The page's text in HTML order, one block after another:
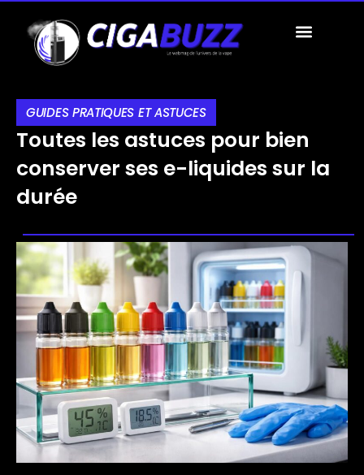
GUIDES PRATIQUES ET ASTUCES
Toutes les astuces pour bien
conserver ses e-liquides sur la
durée